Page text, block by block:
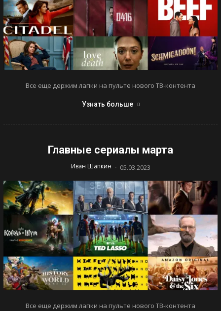
Все еще держим лапки на пульте нового ТВ-контента
Узнать больше
Главные сериалы марта
Иван Шапкин - 05.03.2023
Все еще держим лапки на пульте нового ТВ-контента